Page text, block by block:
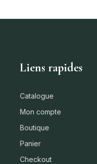
Liens rapides
Catalogue
Mon compte
Boutique
Panier
Checkout